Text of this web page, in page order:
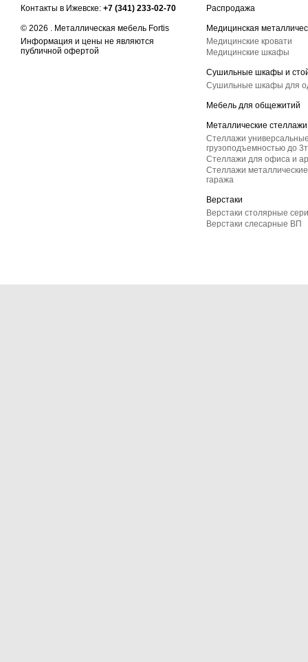
Контакты в Ижевске: +7 (341) 233-02-70
© 2026 . Металлическая мебель Fortis
Информация и цены не являются
публичной офертой
Распродажа
Медицинская
Медицинские кровати
Медицинские шкафы
Сушильные шкафы и
Сушильные шкафы для
Мебель для общежитий
Металлические стеллажи
Стеллажи
грузоподъемностью до
Стеллажи для офиса и
Стеллажи
гаража
Верстаки
Верстаки столярные
Верстаки слесарные ВП